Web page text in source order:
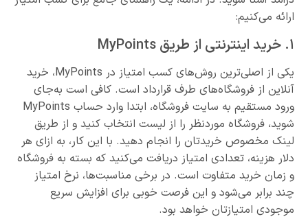
ارائه می‌کنیم:
۱. خرید اینترنتی از طریق MyPoints
یکی از اصلی‌ترین روش‌های کسب امتیاز در MyPoints، خرید
آنلاین از فروشگاه‌های طرف قرارداد است. کافی است به‌جای
ورود مستقیم به سایت فروشگاه، ابتدا وارد حساب MyPoints
شوید، فروشگاه موردنظر را از لیست انتخاب کنید و از طریق
لینک مخصوص خریدتان را انجام دهید. با این کار، به ازای هر
دلار هزینه، تعدادی امتیاز دریافت می‌کنید که بسته به فروشگاه
و زمان خرید متفاوت است. در برخی مناسبت‌ها، نرخ امتیاز
چند برابر می‌شود و این فرصت خوبی برای افزایش سریع
موجودی امتیازتان خواهد بود.